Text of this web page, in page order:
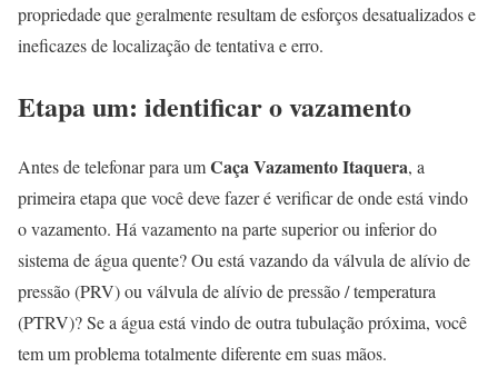
propriedade que geralmente resultam de esforços desatualizados e
ineficazes de localização de tentativa e erro.
Etapa um: identificar o vazamento
Antes de telefonar para umCaça Vazamento Itaquera, a
primeira etapa que você deve fazer é verificar de onde está vindo
o vazamento. Há vazamento na parte superior ou inferior do
sistema de água quente? Ou está vazando da válvula de alívio de
pressão (PRV) ou válvula de alívio de pressão / temperatura
(PTRV)? Se a água está vindo de outra tubulação próxima, você
tem um problema totalmente diferente em suas mãos.